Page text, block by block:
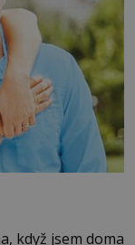
když jsem doma